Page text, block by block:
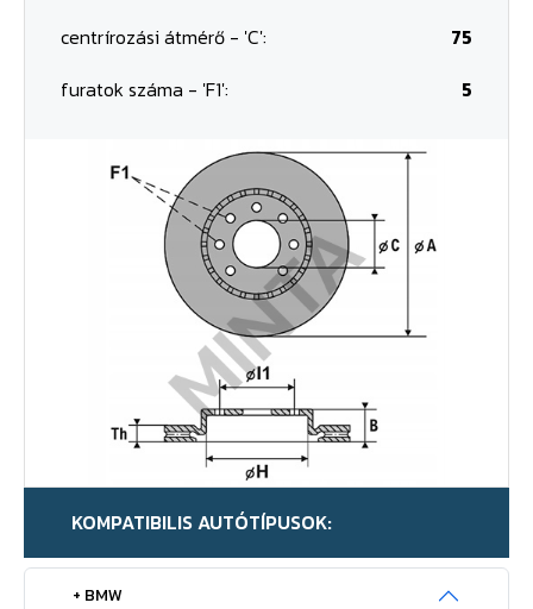
centrírozási átmérő - 'C':
75
furatok száma - 'F1':
5
KOMPATIBILIS AUTÓTÍPUSOK:
+ BMW